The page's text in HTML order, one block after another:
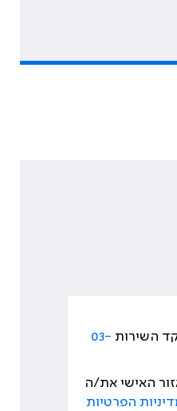
השירות 03-
האישי את/ה
הפרטיות